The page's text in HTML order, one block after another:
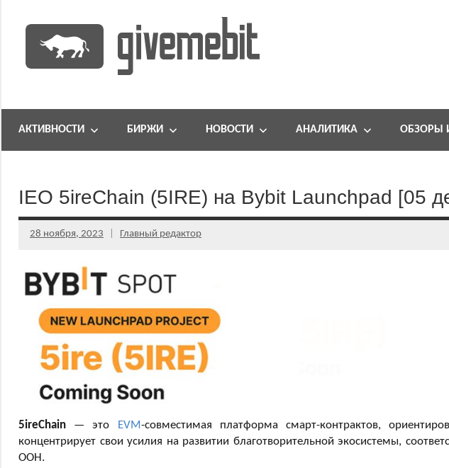
содержимому
GiveMeBit.com
портал
АКТИВНОСТИ БИРЖИ НОВОСТИ АНАЛИТИКА ОБЗОРЫ
IEO 5ireChain (5IRE) на Bybit Launchpad [05
28 ноября, 2023 Главный редактор
5ireChain — это EVM-совместимая платформа смарт-контрактов,
концентрирует свои усилия на развитии благотворительной экосистемы,
ООН.